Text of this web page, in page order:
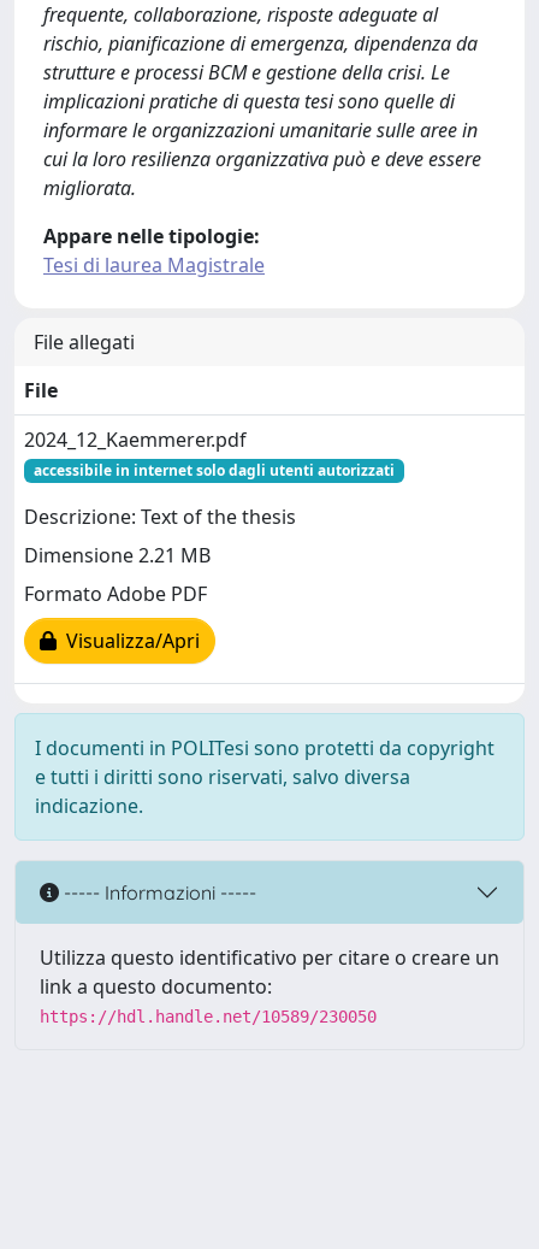
frequente, collaborazione, risposte adeguate al
rischio, pianificazione di emergenza, dipendenza da
strutture e processi BCM e gestione della crisi. Le
implicazioni pratiche di questa tesi sono quelle di
informare le organizzazioni umanitarie sulle aree in
cui la loro resilienza organizzativa può e deve essere
migliorata.
Appare nelle tipologie:
Tesi di laurea Magistrale
File allegati
File
2024_12_Kaemmerer.pdf
accessibile in internet solo dagli utenti autorizzati
Descrizione: Text of the thesis
Dimensione 2.21 MB
Formato Adobe PDF
Visualizza/Apri
I documenti in POLITesi sono protetti da copyright
e tutti i diritti sono riservati, salvo diversa
indicazione.
----- Informazioni -----
Utilizza questo identificativo per citare o creare un
link a questo documento:
https://hdl.handle.net/10589/230050